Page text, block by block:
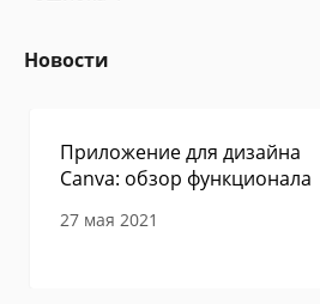
Новости
Приложение для дизайна
Canva: обзор функционала
27 мая 2021